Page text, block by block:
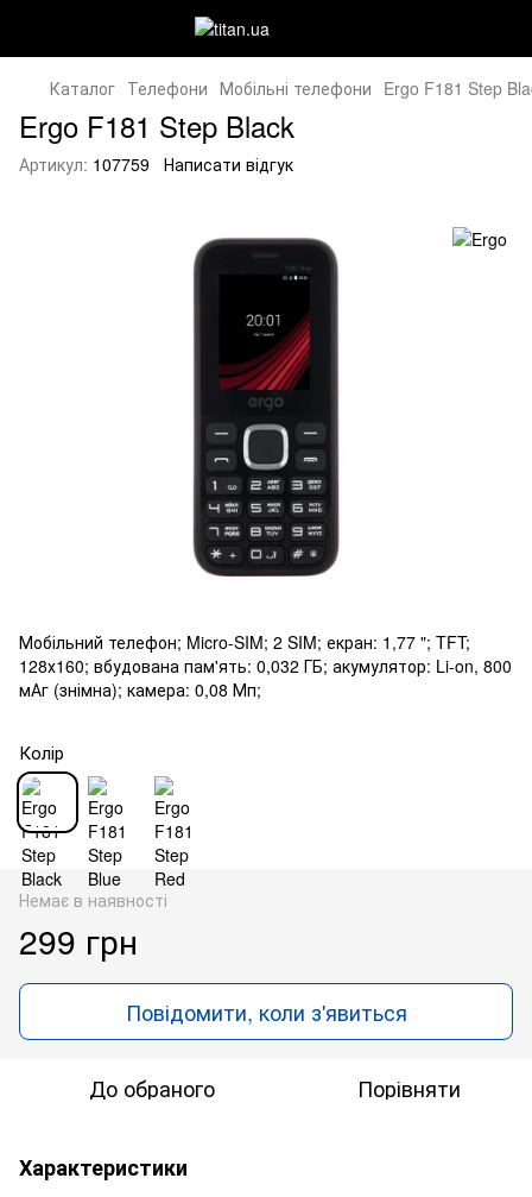
Каталог Телефони Мобільні телефони Ergo F181 Step
Ergo F181 Step Black
Артикул: 107759 Написати відгук
Мобільний телефон; Micro-SIM; 2 SIM; екран: 1,77 "; TFT;
128х160; вбудована пам'ять: 0,032 ГБ; акумулятор: Li-on, 800
мАг (знімна); камера: 0,08 Мп;
Колір
Немає в наявності
299 грн
Повідомити, коли з'явиться
До обраного Порівняти
Характеристики